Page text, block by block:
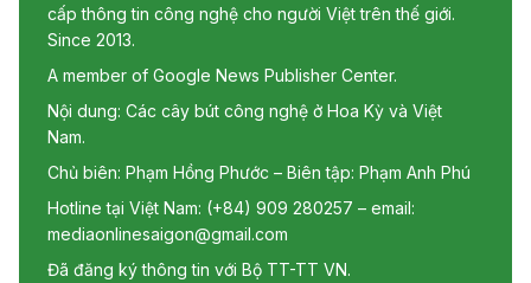
cấp thông tin công nghệ cho người Việt trên thế giới.
Since 2013.
A member of Google News Publisher Center.
Nội dung: Các cây bút công nghệ ở Hoa Kỳ và Việt
Nam.
Chủ biên: Phạm Hồng Phước – Biên tập: Phạm Anh Phú
Hotline tại Việt Nam: (+84) 909 280257 – email:
mediaonlinesaigon@gmail.com
Đã đăng ký thông tin với Bộ TT-TT VN.